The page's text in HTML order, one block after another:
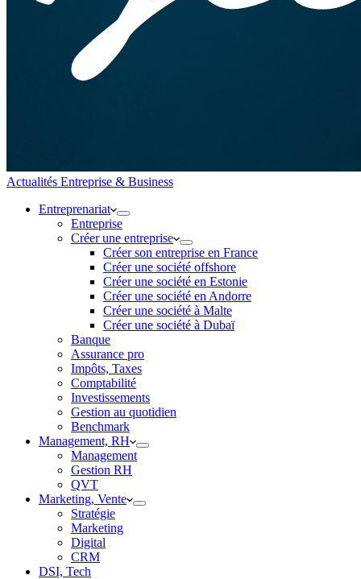
Actualités Entreprise & Business
Entreprenariat
Entreprise
Créer une entreprise
Créer son entreprise en France
Créer une société offshore
Créer une société en Estonie
Créer une société en Andorre
Créer une société à Malte
Créer une société à Dubaï
Banque
Assurance pro
Impôts, Taxes
Comptabilité
Investissements
Gestion au quotidien
Benchmark
Management, RH
Management
Gestion RH
QVT
Marketing, Vente
Stratégie
Marketing
Digital
CRM
DSI, Tech